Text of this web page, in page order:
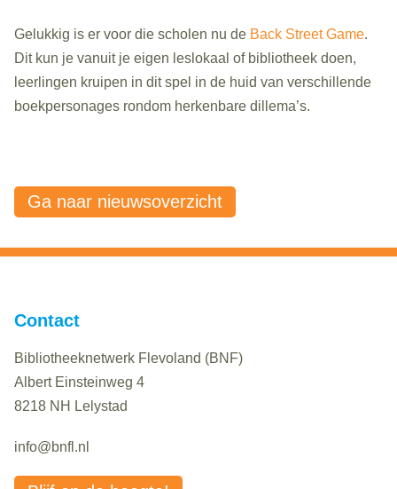
Gelukkig is er voor die scholen nu de Back Street Game.
Dit kun je vanuit je eigen leslokaal of bibliotheek doen,
leerlingen kruipen in dit spel in de huid van verschillende
boekpersonages rondom herkenbare dillema’s.
Ga naar nieuwsoverzicht
Contact
Bibliotheeknetwerk Flevoland (BNF)
Albert Einsteinweg 4
8218 NH Lelystad
info@bnfl.nl